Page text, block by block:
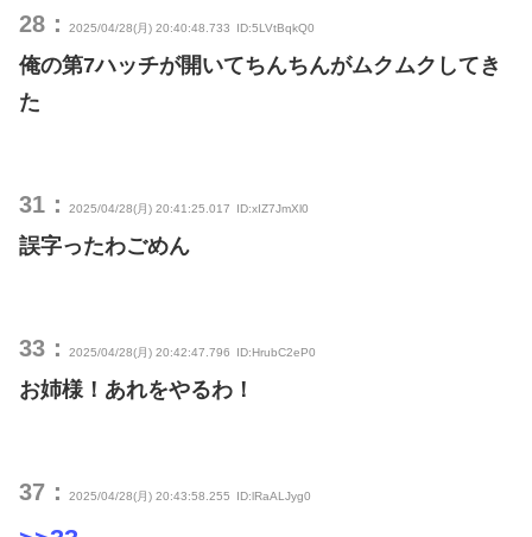
28： 2025/04/28(月) 20:40:48.733 ID:5LVtBqkQ0
俺の第7ハッチが開いてちんちんがムクムクしてき
た
31： 2025/04/28(月) 20:41:25.017 ID:xIZ7JmXl0
誤字ったわごめん
33： 2025/04/28(月) 20:42:47.796 ID:HrubC2eP0
お姉様！あれをやるわ！
37： 2025/04/28(月) 20:43:58.255 ID:lRaALJyg0